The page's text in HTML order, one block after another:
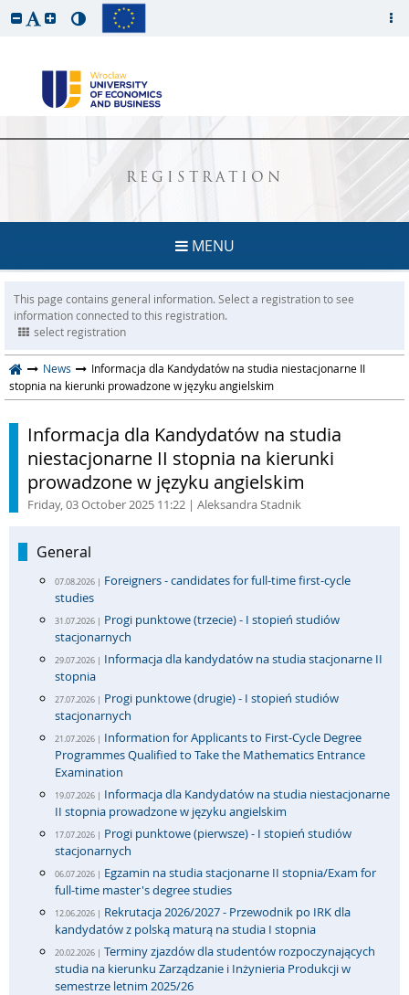
REGISTRATION
MENU
This page contains general information. Select a registration to see
information connected to this registration.
select registration
News
Informacja dla Kandydatów na studia niestacjonarne II
stopnia na kierunki prowadzone w języku angielskim
Informacja dla Kandydatów na studia
niestacjonarne II stopnia na kierunki
prowadzone w języku angielskim
Friday, 03 October 2025 11:22 | Aleksandra Stadnik
General
07.08.2026 | Foreigners - candidates for full-time first-cycle
studies
31.07.2026 | Progi punktowe (trzecie) - I stopień studiów
stacjonarnych
29.07.2026 | Informacja dla kandydatów na studia stacjonarne II
stopnia
27.07.2026 | Progi punktowe (drugie) - I stopień studiów
stacjonarnych
21.07.2026 | Information for Applicants to First-Cycle Degree
Programmes Qualified to Take the Mathematics Entrance
Examination
19.07.2026 | Informacja dla Kandydatów na studia niestacjonarne
II stopnia prowadzone w języku angielskim
17.07.2026 | Progi punktowe (pierwsze) - I stopień studiów
stacjonarnych
06.07.2026 | Egzamin na studia stacjonarne II stopnia/Exam for
full-time master's degree studies
12.06.2026 | Rekrutacja 2026/2027 - Przewodnik po IRK dla
kandydatów z polską maturą na studia I stopnia
20.02.2026 | Terminy zjazdów dla studentów rozpoczynających
studia na kierunku Zarządzanie i Inżynieria Produkcji w
semestrze letnim 2025/26